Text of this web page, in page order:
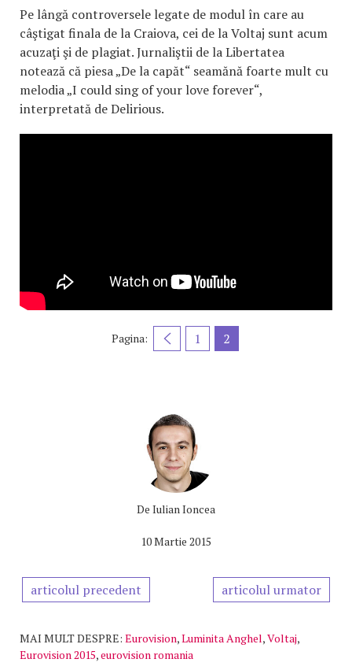
Pe lângă controversele legate de modul în care au
câştigat finala de la Craiova, cei de la Voltaj sunt acum
acuzaţi şi de plagiat. Jurnaliştii de la Libertatea
notează că piesa „De la capăt“ seamănă foarte mult cu
melodia „I could sing of your love forever“,
interpretată de Delirious.
Pagina: 1 2
De Iulian Ioncea
10 Martie 2015
articolul precedent articolul urmator
MAI MULT DESPRE: Eurovision,Luminita Anghel,Voltaj,
Eurovision 2015,eurovision romania